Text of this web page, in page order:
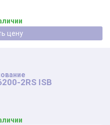
Уточнить цену
2RS ISB